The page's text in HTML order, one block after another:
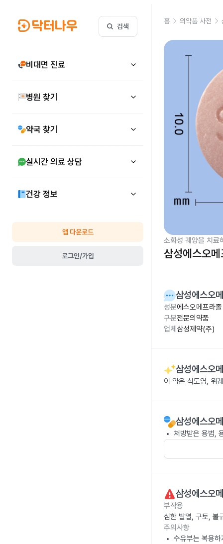
검색
비대면 진료
병원 찾기
약국 찾기
실시간 의료 상담
건강 정보
앱 다운로드
로그인/가입
홈 의약품 사전
소화성 궤양을 치료
삼성에스오
삼성에스오
성분에스오메프라
구분전문의약품
업체 삼성제약(주)
삼성에스오
이 약은 식도염, 위
삼성에스오
처방받은 용법,
삼성에스오
부작용
심한 발열, 구토, 불
주의사항
수유부는 복용